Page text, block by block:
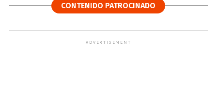
CONTENIDO PATROCINADO
ADVERTISEMENT